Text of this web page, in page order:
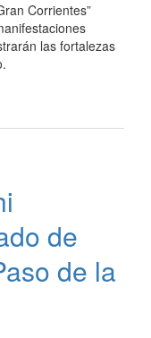
Corrientes”
las fortalezas
de
de la